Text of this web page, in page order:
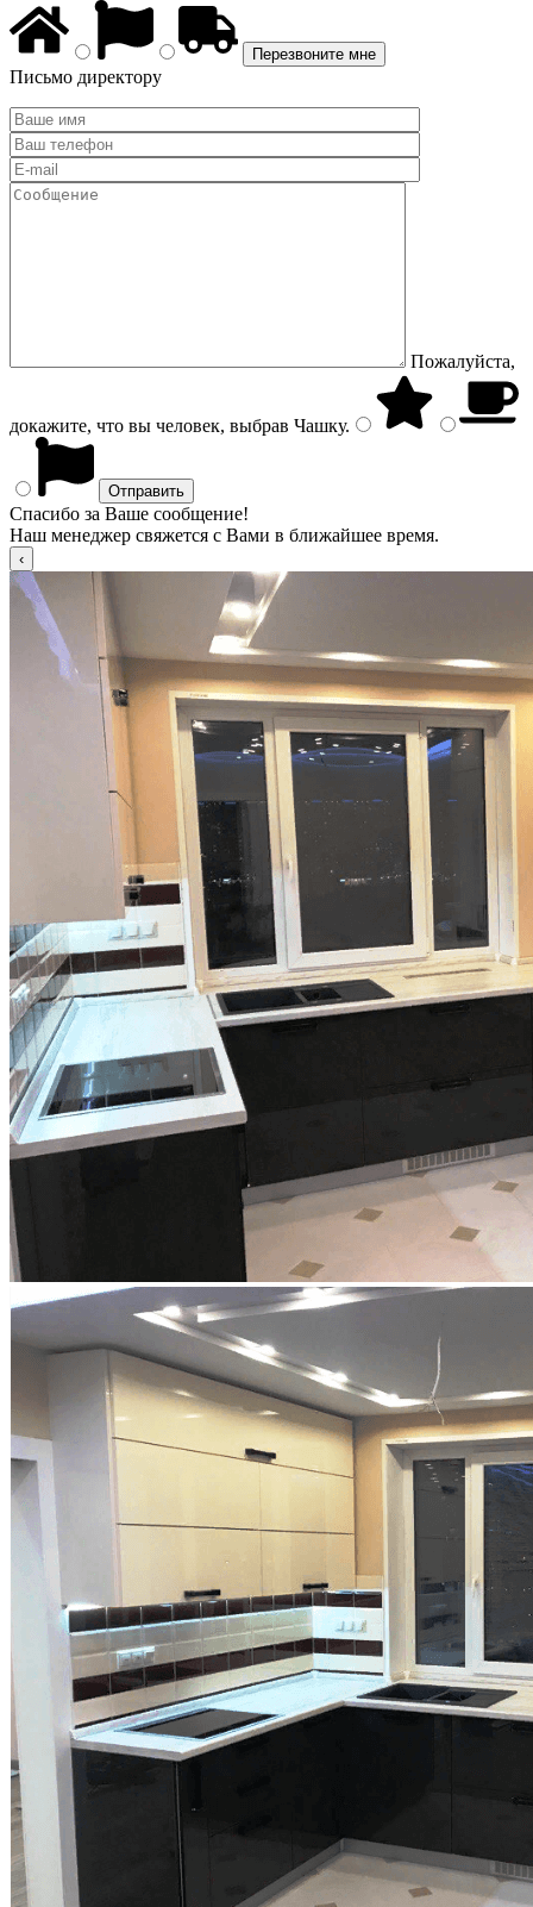
Письмо директору
Пожалуйста,
докажите, что вы человек, выбрав Чашку.
Спасибо за Ваше сообщение!
Наш менеджер свяжется с Вами в ближайшее время.